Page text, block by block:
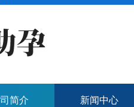
简介 新闻中心